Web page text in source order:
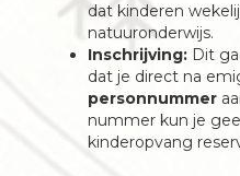
dat kinderen
natuuronderwijs.
Inschrijving: Dit
dat je direct na
personnummer
nummer kun je
kinderopvang